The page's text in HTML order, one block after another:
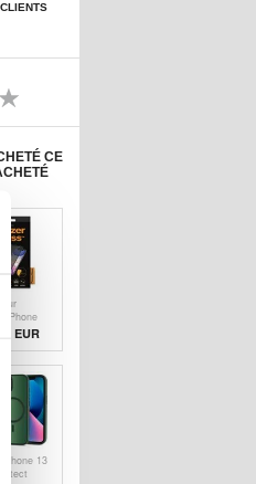
CE
iPhone
11
CF
- Noir
EUR
iPhone 13